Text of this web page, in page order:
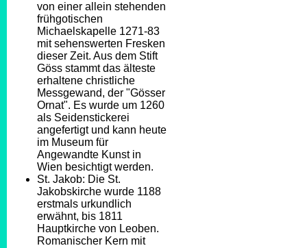
von einer allein stehenden
frühgotischen
Michaelskapelle 1271-83
mit sehenswerten Fresken
dieser Zeit. Aus dem Stift
Göss stammt das älteste
erhaltene christliche
Messgewand, der "Gösser
Ornat". Es wurde um 1260
als Seidenstickerei
angefertigt und kann heute
im Museum für
Angewandte Kunst in
Wien besichtigt werden.
St. Jakob: Die St.
Jakobskirche wurde 1188
erstmals urkundlich
erwähnt, bis 1811
Hauptkirche von Leoben.
Romanischer Kern mit